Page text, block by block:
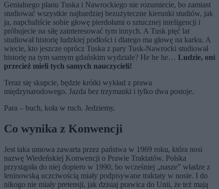
Genialnego planu Tuska i Nawrockiego nie rozumiecie, bo zamiast
studiować wszystkie najbardziej bezużyteczne kierunki studiów, jak
ja, napchaliście sobie głowę pierdołami o sztucznej inteligencji i
próbujecie na siłę zainteresować tym innych. A Tusk pięć lat
studiował historię ludzkiej podłości i dlatego ma głowę na karku. A
wiecie, kto jeszcze oprócz Tuska z pary Tusk-Nawrocki studiował
historię na tym samym gdańskim wydziale? He he he… Ludzie, oni
przecież mieli tych samych nauczycieli!
Teraz się skupcie, będzie krótki wykład z prawa
międzynarodowego. Jazda bez trzymanki i tylko dwa postoje.
Para – buch, koła w ruch. Jedziemy.
Co wynika z Konwencji
Jest taka umowa zawarta przez państwa w 1969 roku, która nosi
nazwę Wiedeńskiej Konwencji o Prawie Traktatów. Polska
przystąpiła do niej dopiero w 1990, bo wcześniej „nasze” władze z
leninowską uczciwością miały podpisywane traktaty w nosie. I do
nikogo nie miały pretensji, jak dzisiaj prawica do Unii, że też mają